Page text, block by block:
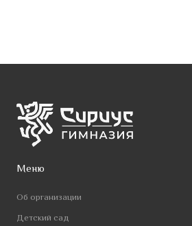
Меню
Об организации
Детский сад